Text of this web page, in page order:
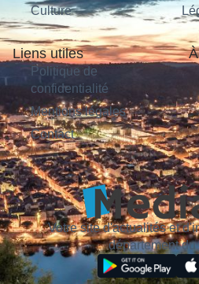
Culture
Liens utiles
Politique de
confidentialité
Mentions légales
Contact
Votre site d'actualités et
département du